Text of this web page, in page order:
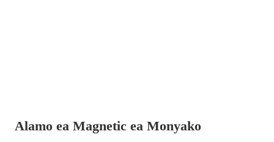
Alamo ea Magnetic ea Monyako